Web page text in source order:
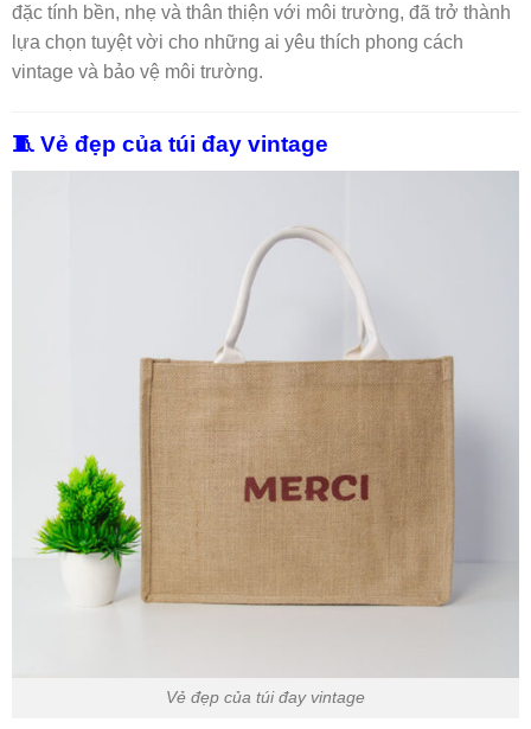
đặc tính bền, nhẹ và thân thiện với môi trường, đã trở thành
lựa chọn tuyệt vời cho những ai yêu thích phong cách
vintage và bảo vệ môi trường.
🧵 Vẻ đẹp của túi đay vintage
Vẻ đẹp của túi đay vintage